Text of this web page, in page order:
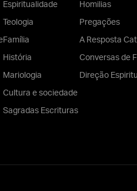
Espiritualidade
Teologia
Família
História
Mariologia
Cultura e sociedade
Sagradas Escrituras
Homilias
Pregações
A Resposta
Conversas de
Direção